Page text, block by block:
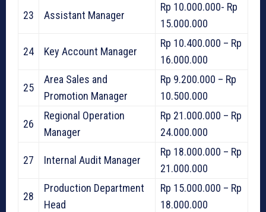
23 Assistant Manager
Rp 10.000.000- Rp
15.000.000
24 Key Account Manager
Rp 10.400.000 – Rp
16.000.000
25
Area Sales and
Promotion Manager
Rp 9.200.000 – Rp
10.500.000
26
Regional Operation
Manager
Rp 21.000.000 – Rp
24.000.000
27 Internal Audit Manager
Rp 18.000.000 – Rp
21.000.000
28
Production Department
Head
Rp 15.000.000 – Rp
18.000.000